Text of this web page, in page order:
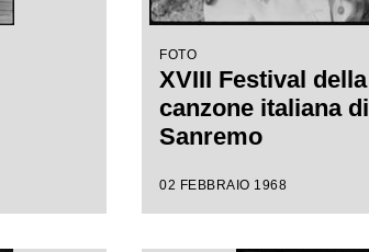
FOTO
XVIII Festival della
canzone italiana di
Sanremo
02 FEBBRAIO 1968